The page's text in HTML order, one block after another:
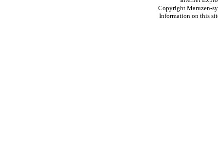
Copyright Maruzen-
Information on this